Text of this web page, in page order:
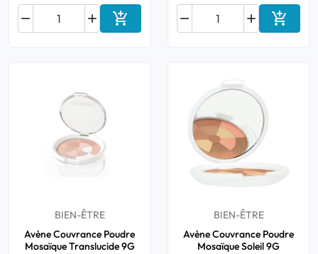

 Ajouter au panier

 
BIEN-ÊTRE
Avène Couvrance Poudre
Mosaïque Translucide 9G
BIEN-ÊTRE
Avène Couvrance Poudre
Mosaïque Soleil 9G